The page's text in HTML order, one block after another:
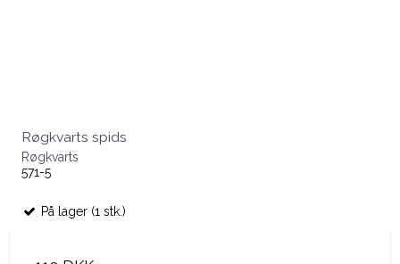
Røgkvarts spids
Røgkvarts
571-5
På lager (1 stk.)